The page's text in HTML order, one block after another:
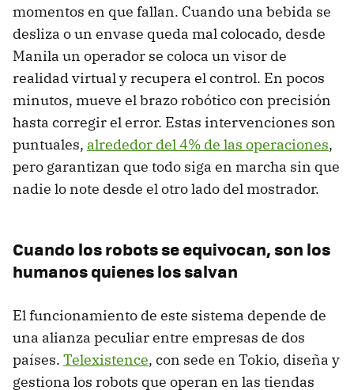
momentos en que fallan. Cuando una bebida se
desliza o un envase queda mal colocado, desde
Manila un operador se coloca un visor de
realidad virtual y recupera el control. En pocos
minutos, mueve el brazo robótico con precisión
hasta corregir el error. Estas intervenciones son
puntuales, alrededor del 4% de las operaciones,
pero garantizan que todo siga en marcha sin que
nadie lo note desde el otro lado del mostrador.
Cuando los robots se equivocan, son los
humanos quienes los salvan
El funcionamiento de este sistema depende de
una alianza peculiar entre empresas de dos
países. Telexistence, con sede en Tokio, diseña y
gestiona los robots que operan en las tiendas